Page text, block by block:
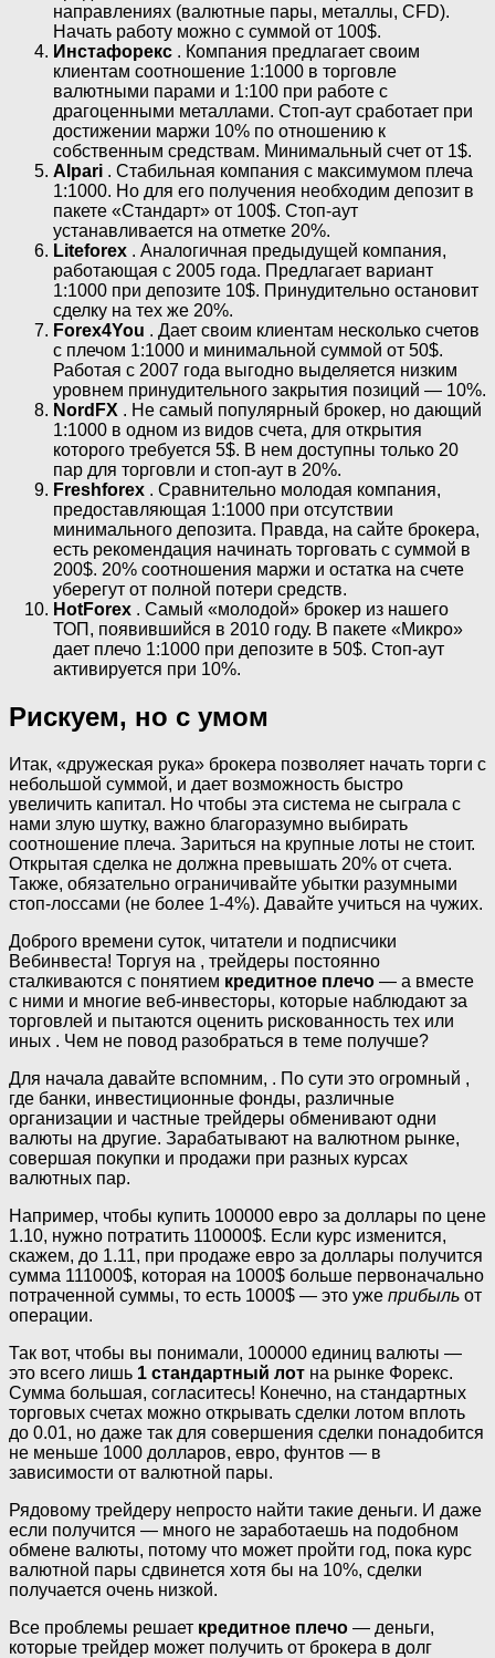
направлениях (валютные пары, металлы, CFD).
Начать работу можно с суммой от 100$.
Инстафорекс . Компания предлагает своим
клиентам соотношение 1:1000 в торговле
валютными парами и 1:100 при работе с
драгоценными металлами. Стоп-аут сработает при
достижении маржи 10% по отношению к
собственным средствам. Минимальный счет от 1$.
Alpari . Стабильная компания с максимумом плеча
1:1000. Но для его получения необходим депозит в
пакете «Стандарт» от 100$. Стоп-аут
устанавливается на отметке 20%.
Liteforex . Аналогичная предыдущей компания,
работающая с 2005 года. Предлагает вариант
1:1000 при депозите 10$. Принудительно остановит
сделку на тех же 20%.
Forex4You . Дает своим клиентам несколько счетов
с плечом 1:1000 и минимальной суммой от 50$.
Работая с 2007 года выгодно выделяется низким
уровнем принудительного закрытия позиций — 10%.
NordFX . Не самый популярный брокер, но дающий
1:1000 в одном из видов счета, для открытия
которого требуется 5$. В нем доступны только 20
пар для торговли и стоп-аут в 20%.
Freshforex . Сравнительно молодая компания,
предоставляющая 1:1000 при отсутствии
минимального депозита. Правда, на сайте брокера,
есть рекомендация начинать торговать с суммой в
200$. 20% соотношения маржи и остатка на счете
уберегут от полной потери средств.
HotForex . Самый «молодой» брокер из нашего
ТОП, появившийся в 2010 году. В пакете «Микро»
дает плечо 1:1000 при депозите в 50$. Стоп-аут
активируется при 10%.
Рискуем, но с умом
Итак, «дружеская рука» брокера позволяет начать торги с
небольшой суммой, и дает возможность быстро
увеличить капитал. Но чтобы эта система не сыграла с
нами злую шутку, важно благоразумно выбирать
соотношение плеча. Зариться на крупные лоты не стоит.
Открытая сделка не должна превышать 20% от счета.
Также, обязательно ограничивайте убытки разумными
стоп-лоссами (не более 1-4%). Давайте учиться на чужих.
Доброго времени суток, читатели и подписчики
Вебинвеста! Торгуя на , трейдеры постоянно
сталкиваются с понятием кредитное плечо — а вместе
с ними и многие веб-инвесторы, которые наблюдают за
торговлей и пытаются оценить рискованность тех или
иных . Чем не повод разобраться в теме получше?
Для начала давайте вспомним, . По сути это огромный ,
где банки, инвестиционные фонды, различные
организации и частные трейдеры обменивают одни
валюты на другие. Зарабатывают на валютном рынке,
совершая покупки и продажи при разных курсах
валютных пар.
Например, чтобы купить 100000 евро за доллары по цене
1.10, нужно потратить 110000$. Если курс изменится,
скажем, до 1.11, при продаже евро за доллары получится
сумма 111000$, которая на 1000$ больше первоначально
потраченной суммы, то есть 1000$ — это уже прибыль от
операции.
Так вот, чтобы вы понимали, 100000 единиц валюты —
это всего лишь 1 стандартный лот на рынке Форекс.
Сумма большая, согласитесь! Конечно, на стандартных
торговых счетах можно открывать сделки лотом вплоть
до 0.01, но даже так для совершения сделки понадобится
не меньше 1000 долларов, евро, фунтов — в
зависимости от валютной пары.
Рядовому трейдеру непросто найти такие деньги. И даже
если получится — много не заработаешь на подобном
обмене валюты, потому что может пройти год, пока курс
валютной пары сдвинется хотя бы на 10%, сделки
получается очень низкой.
Все проблемы решает кредитное плечо — деньги,
которые трейдер может получить от брокера в долг